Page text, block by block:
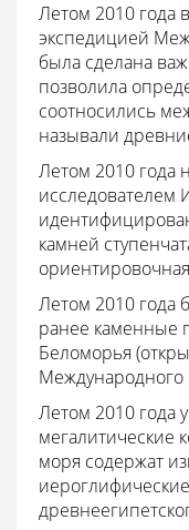
Летом 2010 года
экспедицией
была сделана
позволила
соотносились
называли
Летом 2010 года
исследователем
камней
Летом 2010 года
ранее каменные
Беломорья
Международного
Летом 2010 года
мегалитические
моря содержат